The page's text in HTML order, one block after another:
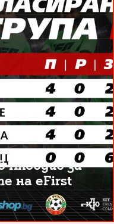
Пловдив за
на eFirst